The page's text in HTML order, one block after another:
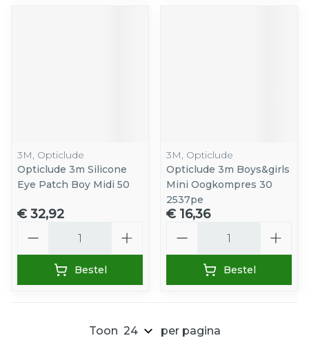
3M, Opticlude
Opticlude 3m Silicone
Eye Patch Boy Midi 50
€ 32,92
Bestel
3M, Opticlude
Opticlude 3m Boys&girls
Mini Oogkompres 30
2537pe
€ 16,36
Bestel
Toon per pagina